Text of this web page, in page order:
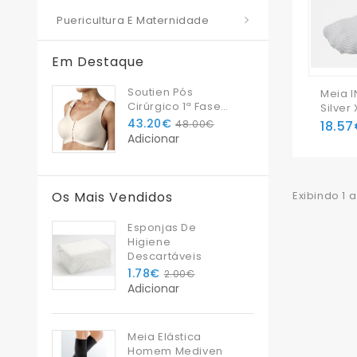
Puericultura E Maternidade
Em Destaque
Soutien Pós
Cirúrgico 1ª Fase
Bliss
43.20€ 48.00€
Adicionar
Os Mais Vendidos
Esponjas De
Higiene
Descartáveis
1.78€ 2.00€
Adicionar
Meia Elástica
Homem Mediven
Meia
Silver
Exibindo 1